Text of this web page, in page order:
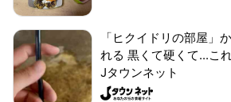
「ヒクイドリの部屋」
れる 黒くて硬くて...こ
Jタウンネット